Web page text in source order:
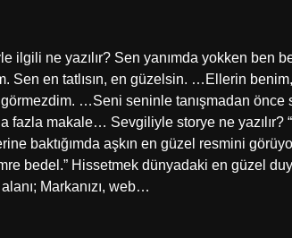
ilgili ne yazılır? Sen yanımda yokken ben
Sen en tatlısın, en güzelsin. …Ellerin
…Seni seninle tanışmadan
fazla makale… Sevgiliyle storye ne
baktığımda aşkın en güzel resmini
bedel.” Hissetmek dünyadaki en güzel
Markanızı, web…